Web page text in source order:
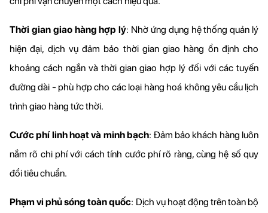
Thời gian giao hàng hợp lý: Nhờ ứng dụng hệ thống quản lý
hiện đại, dịch vụ đảm bảo thời gian giao hàng ổn định cho
khoảng cách ngắn và thời gian giao hợp lý đối với các tuyến
đường dài - phù hợp cho các loại hàng hoá không yêu cầu lịch
trình giao hàng tức thời.
Cước phí linh hoạt và minh bạch: Đảm bảo khách hàng luôn
nắm rõ chi phí với cách tính cước phí rõ ràng, cùng hệ số quy
đổi tiêu chuẩn.
Phạm vi phủ sóng toàn quốc